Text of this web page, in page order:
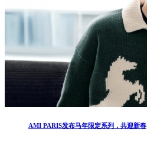
AMI PARIS发布马年限定系列，共迎新春